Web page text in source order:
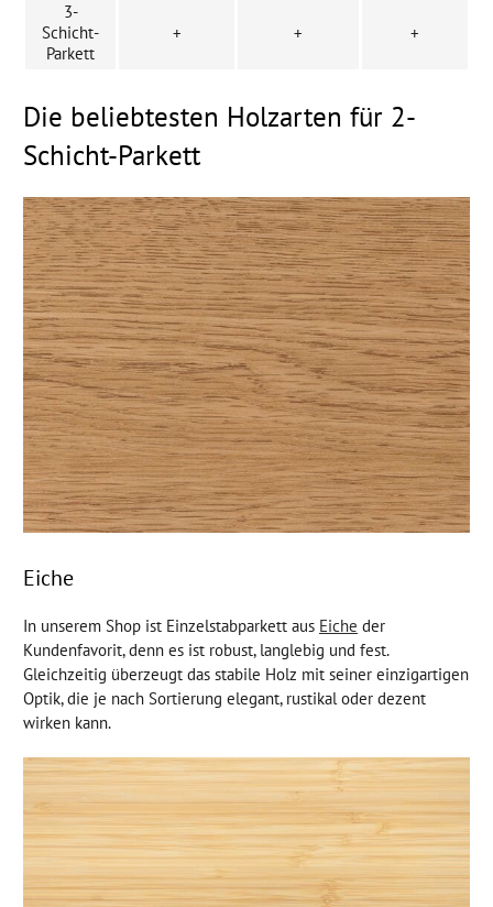
3-
Schicht-
Parkett
+ + +
Die beliebtesten Holzarten für 2-
Schicht-Parkett
Eiche
In unserem Shop ist Einzelstabparkett aus Eiche der
Kundenfavorit, denn es ist robust, langlebig und fest.
Gleichzeitig überzeugt das stabile Holz mit seiner einzigartigen
Optik, die je nach Sortierung elegant, rustikal oder dezent
wirken kann.